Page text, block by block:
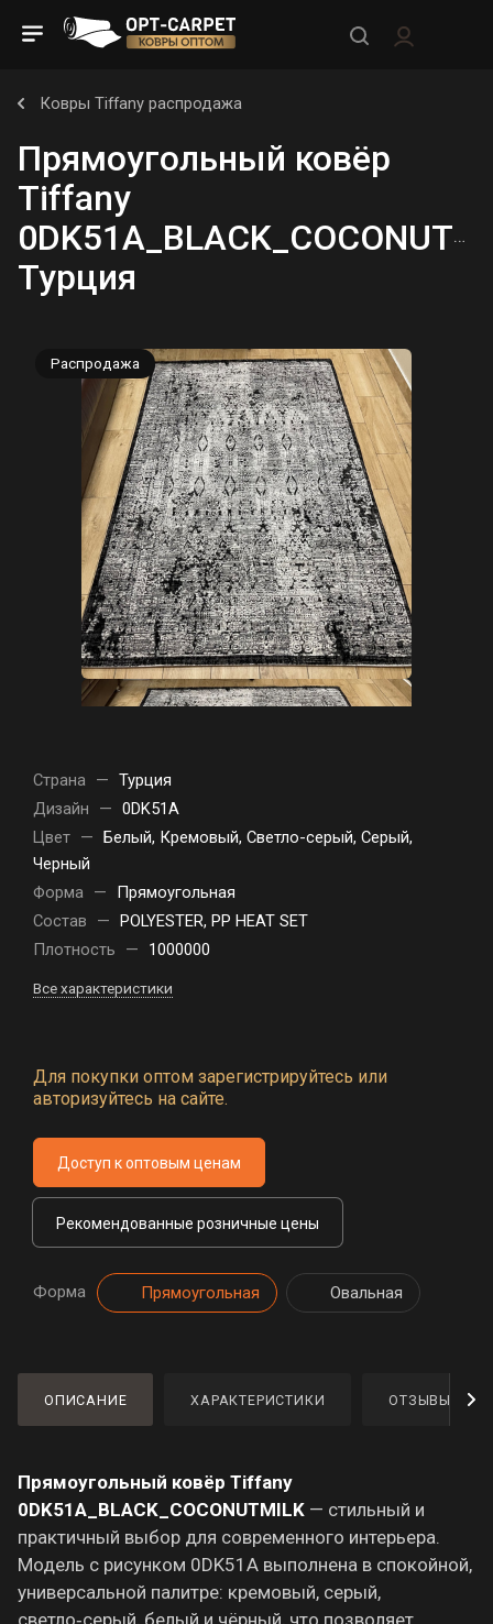
Ковры Tiffany распродажа
Прямоугольный ковёр
Tiffany
Турция
Распродажа
Страна — Турция
Дизайн
— 0DK51A
Цвет — Белый, Кремовый, Светло-серый, Серый,
Черный
Форма —
Прямоугольная
Состав
— POLYESTER, PP HEAT SET
Плотность
— 1000000
Все характеристики
Для покупки оптом зарегистрируйтесь или
авторизуйтесь на сайте.
Доступ к оптовым ценам
Рекомендованные розничные цены
Форма Прямоугольная Овальная
ОПИСАНИЕ ХАРАКТЕРИСТИКИ ОТЗЫВЫ
Прямоугольный ковёр Tiffany
0DK51A_BLACK_COCONUTMILK — стильный и
практичный выбор для современного интерьера.
Модель с рисунком 0DK51A выполнена в спокойной,
универсальной палитре: кремовый, серый,
светло‑серый, белый и чёрный, что позволяет